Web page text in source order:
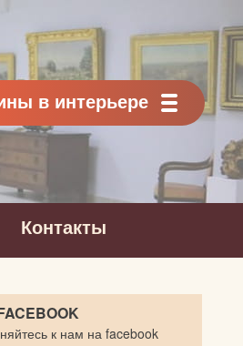
в интерьере
Контакты
к нам на facebook